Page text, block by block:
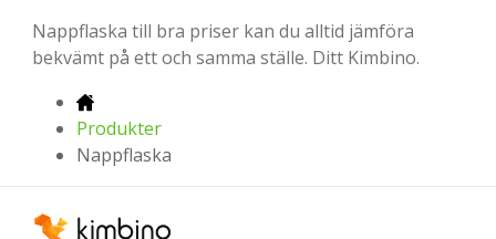
Nappflaska till bra priser kan du alltid jämföra
bekvämt på ett och samma ställe. Ditt Kimbino.
Produkter
Nappflaska